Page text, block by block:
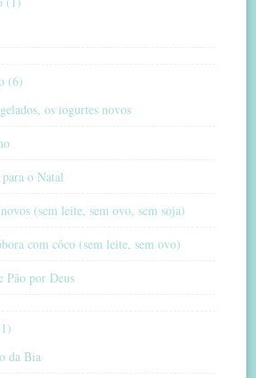
(6)
os iogurtes novos
o Natal
(sem leite, sem ovo, sem soja)
com côco (sem leite, sem ovo)
Pão por Deus
da Bia